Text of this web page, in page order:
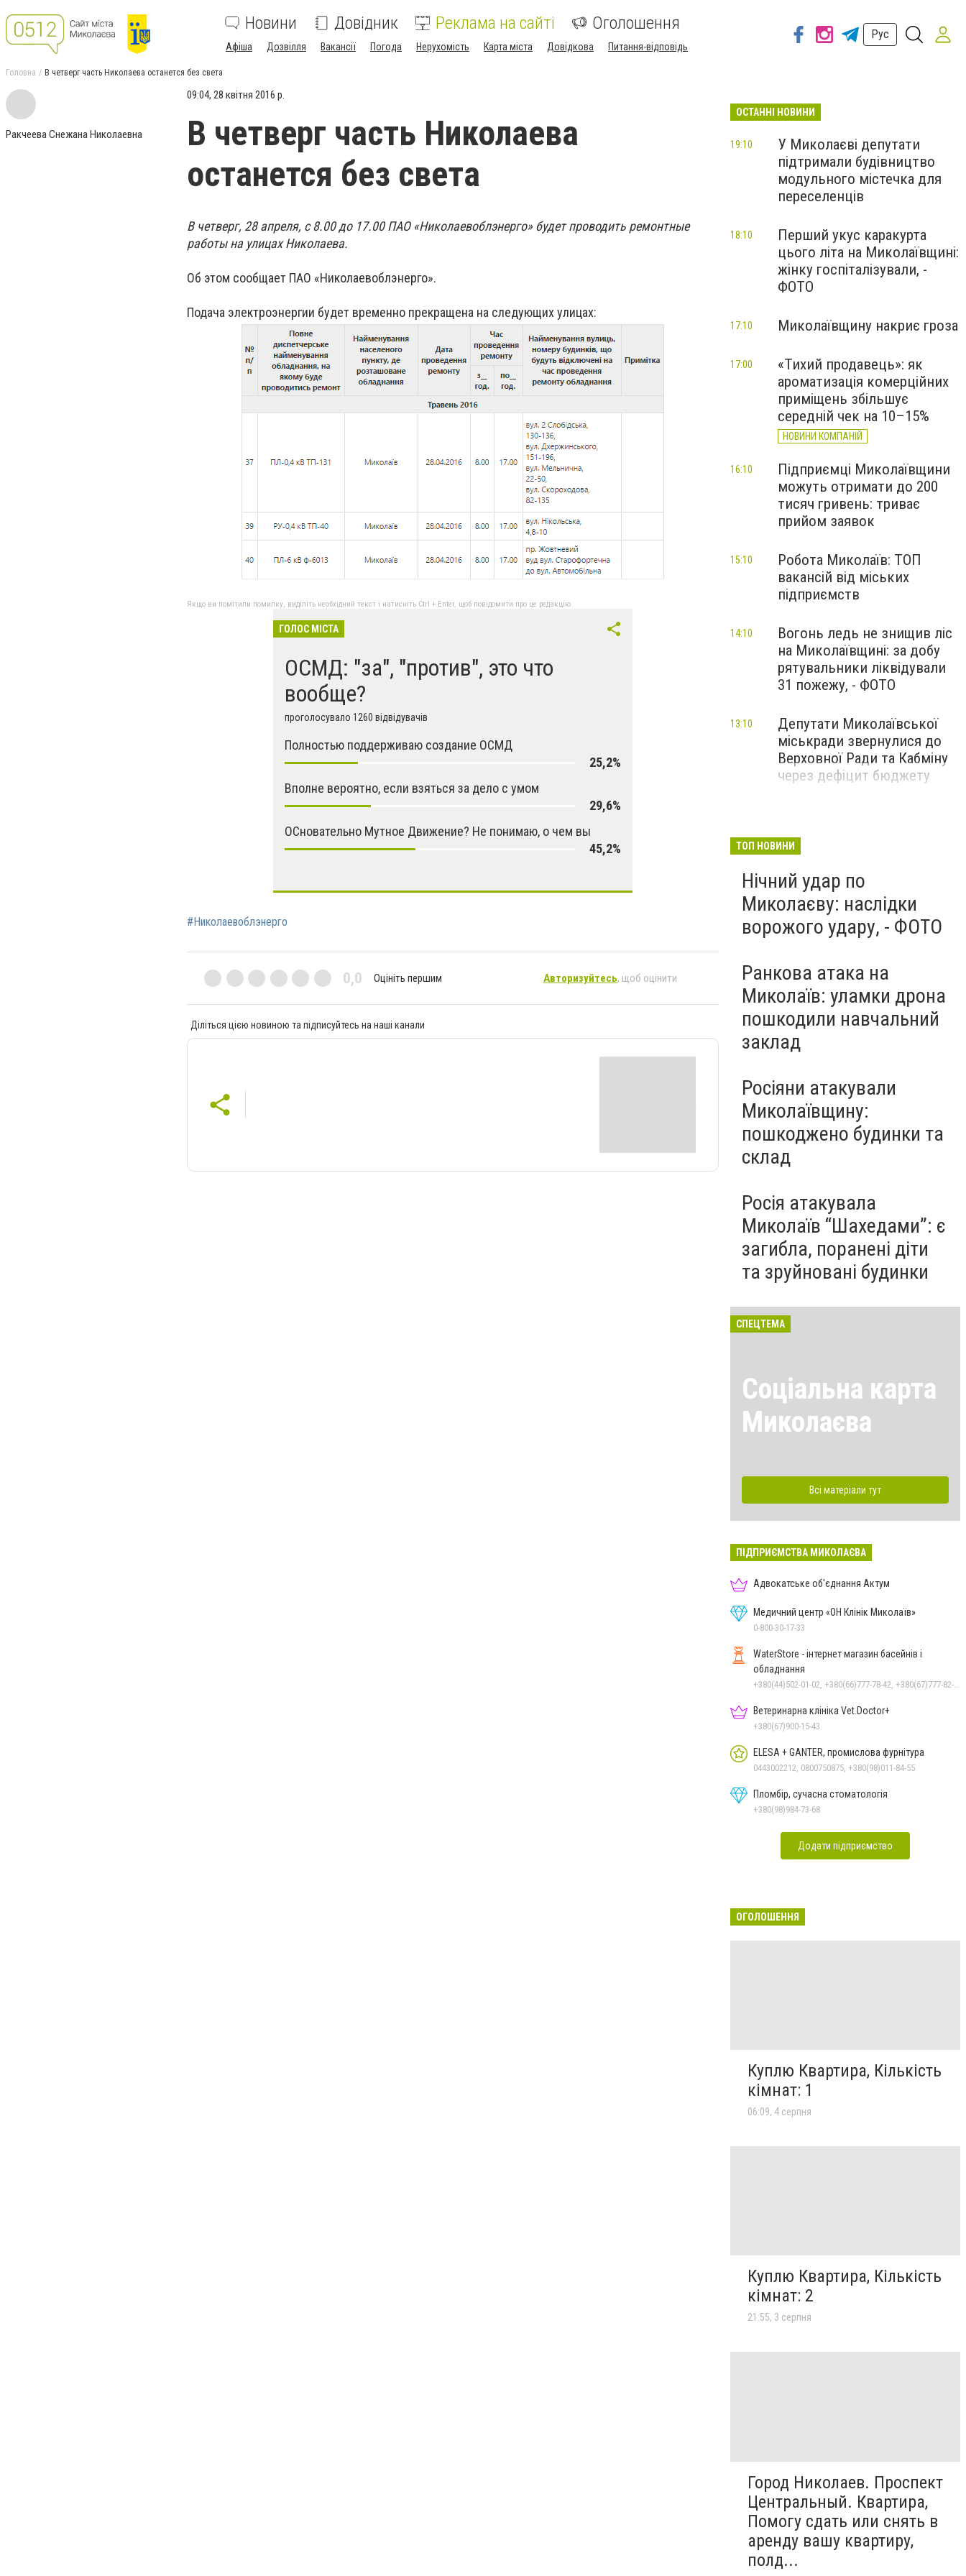
Новини Довідник Реклама на сайті Оголошення
Афіша Дозвілля Вакансії Погода Нерухомість Карта міста Довідкова Питання-відповідь
Рус
Головна В четверг часть Николаева останется без света
Ракчеева Снежана Николаевна
09:04, 28 квітня 2016 р.
В четверг часть Николаева
останется без света
В четверг, 28 апреля, с 8.00 до 17.00 ПАО «Николаевоблэнерго» будет проводить ремонтные
работы на улицах Николаева.
Об этом сообщает ПАО «Николаевоблэнерго».
Подача электроэнергии будет временно прекращена на следующих улицах:
Якщо ви помітили помилку, виділіть необхідний текст і натисніть Ctrl + Enter, щоб повідомити про це редакцію
ГОЛОС МІСТА
ОСМД: "за", "против", это что
вообще?
проголосувало 1260 відвідувачів
Полностью поддерживаю создание ОСМД
25,2%
Вполне вероятно, если взяться за дело с умом
29,6%
ОСновательно Мутное Движение? Не понимаю, о чем вы
45,2%
#Николаевоблэнерго
0,0 Оцініть першим Авторизуйтесь, щоб оцінити
Діліться цією новиною та підписуйтесь на наші канали
ОСТАННІ НОВИНИ
У Миколаєві депутати
підтримали будівництво
модульного містечка для
переселенців
19:10
Перший укус каракурта
цього літа на Миколаївщині:
жінку госпіталізували, -
ФОТО
18:10
Миколаївщину накриє гроза
17:10
«Тихий продавець»: як
ароматизація комерційних
приміщень збільшує
середній чек на 10–15%
НОВИНИ КОМПАНІЙ
17:00
Підприємці Миколаївщини
можуть отримати до 200
тисяч гривень: триває
прийом заявок
16:10
Робота Миколаїв: ТОП
вакансій від міських
підприємств
15:10
Вогонь ледь не знищив ліс
на Миколаївщині: за добу
рятувальники ліквідували
31 пожежу, - ФОТО
14:10
Депутати Миколаївської
міськради звернулися до
Верховної Ради та Кабміну
через дефіцит бюджету
13:10
ТОП НОВИНИ
Нічний удар по
Миколаєву: наслідки
ворожого удару, - ФОТО
Ранкова атака на
Миколаїв: уламки дрона
пошкодили навчальний
заклад
Росіяни атакували
Миколаївщину:
пошкоджено будинки та
склад
Росія атакувала
Миколаїв “Шахедами”: є
загибла, поранені діти
та зруйновані будинки
СПЕЦТЕМА
Соціальна карта
Миколаєва
Всі матеріали тут
ПІДПРИЄМСТВА МИКОЛАЄВА
Адвокатське об'єднання Актум
Медичний центр «ОН Клінік Миколаїв»
0-800-30-17-33
WaterStore - інтернет магазин басейнів і
обладнання
Ветеринарна клініка Vet.Doctor+
+380(67)900-15-43
ELESA + GANTER, промислова фурнітура
0443002212, 0800750875, +380(98)011-84-55
Пломбір, сучасна стоматологія
+380(98)984-73-68
Додати підприємство
ОГОЛОШЕННЯ
Куплю Квартира, Кількість
кімнат: 1
06:09, 4 серпня
Куплю Квартира, Кількість
кімнат: 2
21:55, 3 серпня
Город Николаев. Проспект
Центральный. Квартира,
Помогу сдать или снять в
аренду вашу квартиру,
полд...